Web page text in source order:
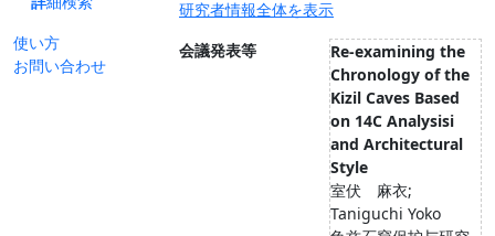
使い方
お問い合わせ
研究者情報全体を表示
会議発表等
Re-examining the
Chronology of the
Kizil Caves Based
on 14C Analysisi
and Architectural
Style
室伏 麻衣;
Taniguchi Yoko